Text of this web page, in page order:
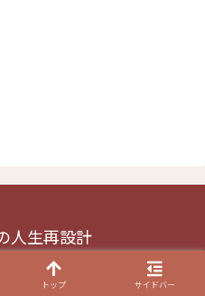
人生再設計
の人生再設計.
トップ サイドバー